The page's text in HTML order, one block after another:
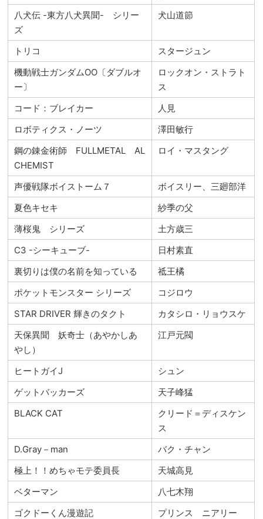
八犬伝 -東方八犬異聞- シリー
ズ
犬山道節
トリコ
スタージュン
機動戦士ガンダムOO〔ダブルオ
ー〕
ロックオン・ストラト
ス
コード：ブレイカー
人見
ロボティクス・ノーツ
澤田敏行
鋼の錬金術師 FULLMETAL AL
CHEMIST
ロイ・マスタング
声優戦隊ボイストーム７
ボイスリー、三廻部洋
夏色キセキ
紗季の父
薄桜鬼 シリーズ
土方歳三
C3 -シーキューブ-
日村素直
裏切りは僕の名前を知っている
祗王橘
ポケットモンスター シリーズ
コジロウ
STAR DRIVER 輝きのタクト
カタシロ・リョウスケ
天保異聞 妖奇士（あやかしあ
やし）
江戸元閥
ヒートガイJ
シュン
ゲットバッカーズ
天子峰猛
BLACK CAT
クリード＝ディスケン
ス
D.Gray－man
バク・チャン
極上！！めちゃモテ委員長
天城高見
ベターマン
八七木翔
ゴクドーくん漫遊記
プリンス ニアリー